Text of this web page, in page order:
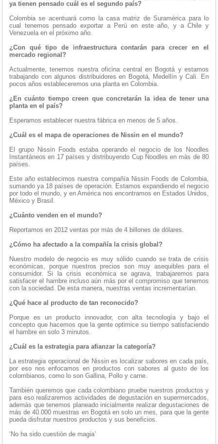
ya tienen pensado cuál es el segundo país?
Colombia se acentuará como la casa matriz de Suramérica para lo
cual tenemos pensado exportar a Perú en este año, y a Chile y
Venezuela en el próximo año.
¿Con qué tipo de infraestructura contarán para crecer en el
mercado regional?
Actualmente, tenemos nuestra oficina central en Bogotá y estamos
trabajando con algunos distribuidores en Bogotá, Medellín y Cali. En
pocos años estableceremos una planta en Colombia.
¿En cuánto tiempo creen que concretarán la idea de tener una
planta en el país?
Esperamos establecer nuestra fábrica en menos de 5 años.
¿Cuál es el mapa de operaciones de Nissin en el mundo?
El grupo Nissin Foods estaba operando el negocio de los Noodles
Instantáneos en 17 países y distribuyendo Cup Noodles en más de 80
países.
Este año establecimos nuestra compañía Nissin Foods de Colombia,
sumando ya 18 países de operación. Estamos expandiendo el negocio
por todo el mundo, y en América nos encontramos en Estados Unidos,
México y Brasil.
¿Cuánto venden en el mundo?
Reportamos en 2012 ventas por más de 4 billones de dólares.
¿Cómo ha afectado a la compañía la crisis global?
Nuestro modelo de negocio es muy sólido cuando se trata de crisis
económicas, porque nuestros precios son muy asequibles para el
consumidor. Si la crisis económica se agrava, trabajaremos para
satisfacer el hambre incluso aún más por el compromiso que tenemos
con la sociedad. De esta manera, nuestras ventas incrementarían.
¿Qué hace al producto de tan reconocido?
Porque es un producto innovador, con alta tecnología y bajo el
concepto que hacemos que la gente optimice su tiempo satisfaciendo
el hambre en solo 3 minutos.
¿Cuál es la estrategia para afianzar la categoría?
La estrategia operacional de Nissin es localizar sabores en cada país,
por eso nos enfocamos en productos con sabores al gusto de los
colombianos, como lo son Gallina, Pollo y carne.
También queremos que cada colombiano pruebe nuestros productos y
para eso realizaremos actividades de degustación en supermercados,
además que tenemos planeado inicialmente realizar degustaciones de
más de 40.000 muestras en Bogotá en solo un mes, para que la gente
pueda disfrutar nuestros productos y sus beneficios.
‘No ha sido cuestión de magia’